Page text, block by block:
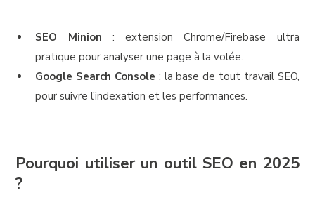
SEO Minion : extension Chrome/Firebase ultra
pratique pour analyser une page à la volée.
Google Search Console : la base de tout travail SEO,
pour suivre l’indexation et les performances.
Pourquoi utiliser un outil SEO en 2025
?